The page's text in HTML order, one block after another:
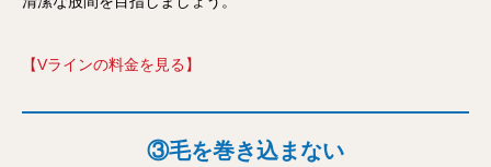
【Vラインの料金を見る】
③毛を巻き込まない